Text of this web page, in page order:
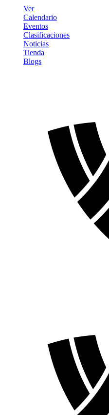
Ver
Calendario
Eventos
Clasificaciones
Noticias
Tienda
Blogs